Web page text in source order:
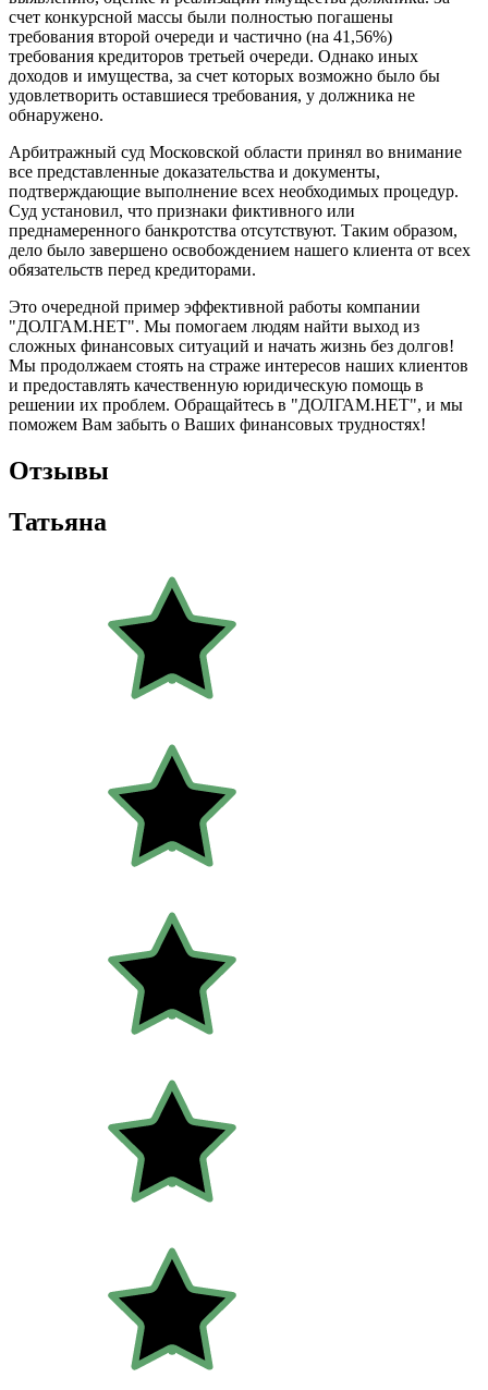
счет конкурсной массы были полностью погашены
требования второй очереди и частично (на 41,56%)
требования кредиторов третьей очереди. Однако иных
доходов и имущества, за счет которых возможно было бы
удовлетворить оставшиеся требования, у должника не
обнаружено.
Арбитражный суд Московской области принял во внимание
все представленные доказательства и документы,
подтверждающие выполнение всех необходимых процедур.
Суд установил, что признаки фиктивного или
преднамеренного банкротства отсутствуют. Таким образом,
дело было завершено освобождением нашего клиента от всех
обязательств перед кредиторами.
Это очередной пример эффективной работы компании
"ДОЛГАМ.НЕТ". Мы помогаем людям найти выход из
сложных финансовых ситуаций и начать жизнь без долгов!
Мы продолжаем стоять на страже интересов наших клиентов
и предоставлять качественную юридическую помощь в
решении их проблем. Обращайтесь в "ДОЛГАМ.НЕТ", и мы
поможем Вам забыть о Ваших финансовых трудностях!
Отзывы
Татьяна